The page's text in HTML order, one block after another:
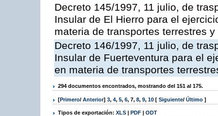
Decreto 145/1997, 11 julio, de
Insular de El Hierro para el
materia de transportes terrestres
Decreto 146/1997, 11 julio, de
Insular de Fuerteventura para el
en materia de transportes
294 documentos encontrados, mostrando del 151 al 175.
[Primero/ Anterior] 3, 4, 5, 6, 7, 8, 9, 10 [ Siguiente/ Último ]
Tipos de exportación: XLS | PDF | ODT